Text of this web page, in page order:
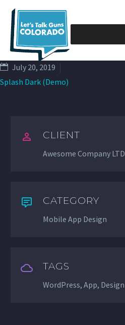
July 20, 2019
Splash Dark (Demo)
CLIENT
Awesome Company LTD
CATEGORY
Mobile App Design
TAGS
WordPress, App, Design